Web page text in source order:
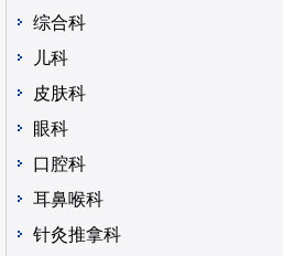
综合科
儿科
皮肤科
眼科
口腔科
耳鼻喉科
针灸推拿科